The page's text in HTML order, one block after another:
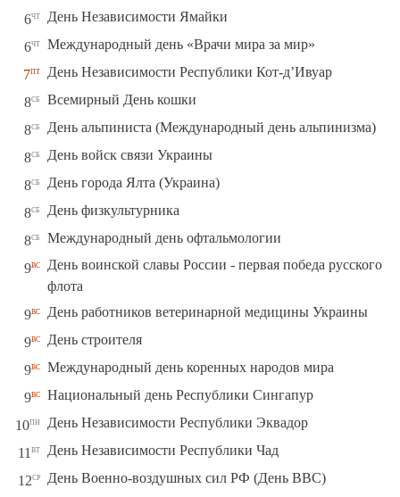
6чт День Независимости Ямайки
6чт Международный день «Врачи мира за мир»
7пт День Независимости Республики Кот-д’Ивуар
8сб Всемирный День кошки
8сб День альпиниста (Международный день альпинизма)
8сб День войск связи Украины
8сб День города Ялта (Украина)
8сб День физкультурника
8сб Международный день офтальмологии
9вс
День воинской славы России - первая победа русского
флота
9вс День работников ветеринарной медицины Украины
9вс День строителя
9вс Международный день коренных народов мира
9вс Национальный день Республики Сингапур
10пн День Независимости Республики Эквадор
11 вт День Независимости Республики Чад
12ср День Военно-воздушных сил РФ (День ВВС)